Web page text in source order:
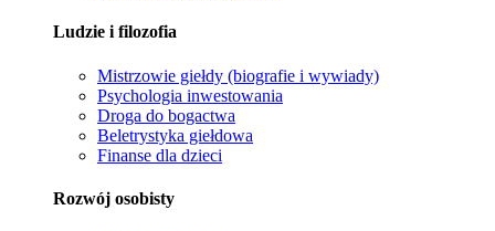
Ludzie i filozofia
Mistrzowie giełdy (biografie i wywiady)
Psychologia inwestowania
Droga do bogactwa
Beletrystyka giełdowa
Finanse dla dzieci
Rozwój osobisty